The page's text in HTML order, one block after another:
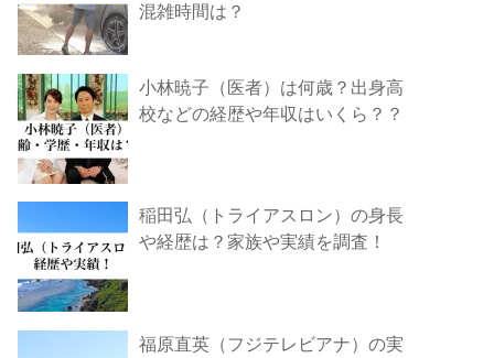
混雑時間は？
小林暁子（医者）は何歳？出身高
校などの経歴や年収はいくら？？
稲田弘（トライアスロン）の身長
や経歴は？家族や実績を調査！
福原直英（フジテレビアナ）の実